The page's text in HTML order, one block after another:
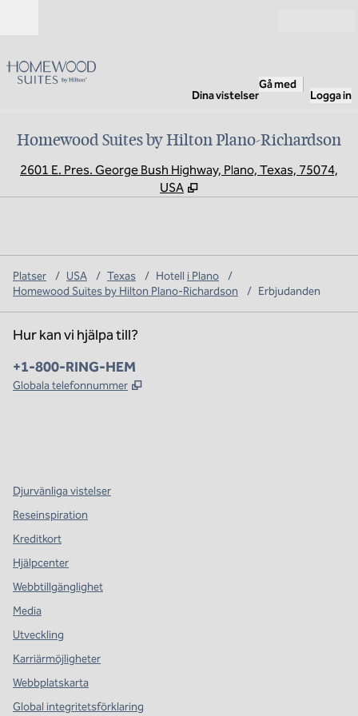
Dina vistelser
Gå med
Logga in
Homewood Suites by Hilton Plano-Richardson
2601 E. Pres. George Bush Highway, Plano, Texas, 75074,
USA
Platser / USA / Texas / Hotell i Plano
/
Homewood Suites by Hilton Plano-Richardson
/ Erbjudanden
Hur kan vi hjälpa till?
Telefon:
+1-800-RING-HEM
Globala telefonnummer ,
Djurvänliga vistelser
Reseinspiration
Kreditkort
Hjälpcenter
Webbtillgänglighet
Media
Utveckling
Karriärmöjligheter
Webbplatskarta
Global integritetsförklaring